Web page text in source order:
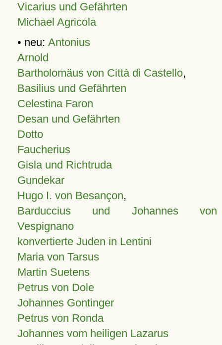
Vicarius und Gefährten
Michael Agricola
• neu: Antonius
Arnold
Bartholomäus von Città di Castello,
Basilius und Gefährten
Celestina Faron
Desan und Gefährten
Dotto
Faucherius
Gisla und Richtruda
Gundekar
Hugo I. von Besançon,
Barduccius und Johannes von
Vespignano
konvertierte Juden in Lentini
Maria von Tarsus
Martin Suetens
Petrus von Dole
Johannes Gontinger
Petrus von Ronda
Johannes vom heiligen Lazarus